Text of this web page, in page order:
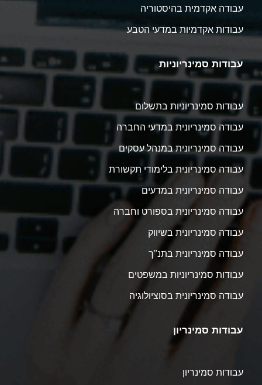
עבודה אקדמית בהיסטוריה
עבודות אקדמיות במדעי הטבע
עבודות סמינריוניות
עבודות סמינריוניות בתשלום
עבודה סמינריונית במדעי החברה
עבודה סמינריונית במנהל עסקים
עבודה סמינריונית בלימודי תקשורת
עבודה סמינריונית במדעים
עבודה סמינריונית בספורט וחברה
עבודה סמינריונית בשיווק
עבודה סמינריונית בתנ"ך
עבודות סמינריוניות במשפטים
עבודה סמינריונית בסוציולוגיה
עבודות סמינריון
עבודות סמינריון